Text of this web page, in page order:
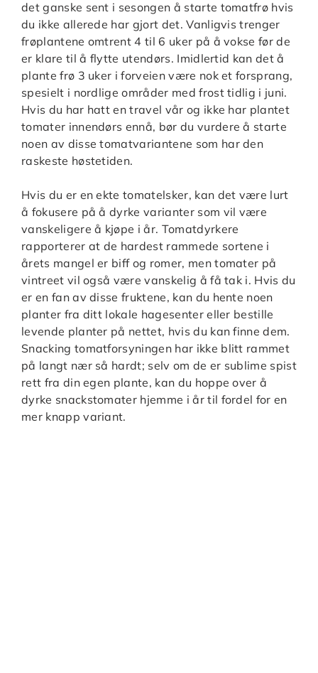
det ganske sent i sesongen å starte tomatfrø hvis
du ikke allerede har gjort det. Vanligvis trenger
frøplantene omtrent 4 til 6 uker på å vokse før de
er klare til å flytte utendørs. Imidlertid kan det å
plante frø 3 uker i forveien være nok et forsprang,
spesielt i nordlige områder med frost tidlig i juni.
Hvis du har hatt en travel vår og ikke har plantet
tomater innendørs ennå, bør du vurdere å starte
noen av disse tomatvariantene som har den
raskeste høstetiden.
Hvis du er en ekte tomatelsker, kan det være lurt
å fokusere på å dyrke varianter som vil være
vanskeligere å kjøpe i år. Tomatdyrkere
rapporterer at de hardest rammede sortene i
årets mangel er biff og romer, men tomater på
vintreet vil også være vanskelig å få tak i. Hvis du
er en fan av disse fruktene, kan du hente noen
planter fra ditt lokale hagesenter eller bestille
levende planter på nettet, hvis du kan finne dem.
Snacking tomatforsyningen har ikke blitt rammet
på langt nær så hardt; selv om de er sublime spist
rett fra din egen plante, kan du hoppe over å
dyrke snackstomater hjemme i år til fordel for en
mer knapp variant.